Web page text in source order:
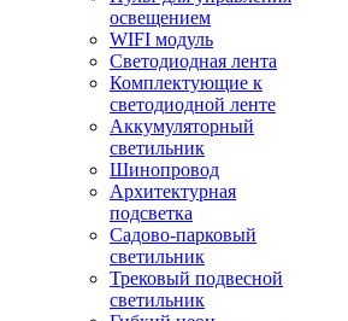
освещением
WIFI модуль
Светодиодная лента
Комплектующие к
светодиодной ленте
Аккумуляторный
светильник
Шинопровод
Архитектурная
подсветка
Садово-парковый
светильник
Трековый подвесной
светильник